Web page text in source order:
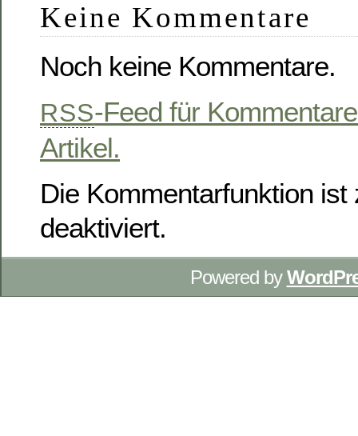
Keine Kommentare
Noch keine Kommentare.
RSS-Feed für
Artikel.
Die Kommentarfunktion ist
deaktiviert.
Powered by